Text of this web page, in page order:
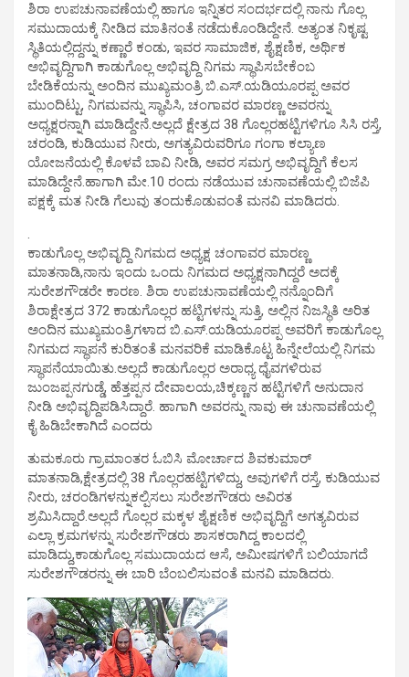
ಶಿರಾ ಉಪಚುನಾವಣೆಯಲ್ಲಿ ಹಾಗೂ ಇನ್ನಿತರ ಸಂದರ್ಭದಲ್ಲಿ ನಾನು ಗೊಲ್ಲ
ಸಮುದಾಯಕ್ಕೆ ನೀಡಿದ ಮಾತಿನಂತೆ ನಡೆದುಕೊಂಡಿದ್ದೇನೆ. ಅತ್ಯಂತ ನಿಕೃಷ್ಟ
ಸ್ಥಿತಿಯಲ್ಲಿದ್ದನ್ನು ಕಣ್ಣಾರೆ ಕಂಡು, ಇವರ ಸಾಮಾಜಿಕ, ಶೈಕ್ಷಣಿಕ, ಅರ್ಥಿಕ
ಅಭಿವೃದ್ದಿಗಾಗಿ ಕಾಡುಗೊಲ್ಲ ಅಭಿವೃದ್ದಿ ನಿಗಮ ಸ್ಥಾಪಿಸಬೇಕೆಂಬ
ಬೇಡಿಕೆಯನ್ನು ಅಂದಿನ ಮುಖ್ಯಮಂತ್ರಿ ಬಿ.ಎಸ್.ಯಡಿಯೂರಪ್ಪ ಅವರ
ಮುಂದಿಟ್ಟು, ನಿಗಮವನ್ನು ಸ್ಥಾಪಿಸಿ, ಚಂಗಾವರ ಮಾರಣ್ಣ ಅವರನ್ನು
ಅಧ್ಯಕ್ಷರನ್ನಾಗಿ ಮಾಡಿದ್ದೇನೆ.ಅಲ್ಲದೆ ಕ್ಷೇತ್ರದ 38 ಗೊಲ್ಲರಹಟ್ಟಿಗಳಿಗೂ ಸಿಸಿ ರಸ್ತೆ,
ಚರಂಡಿ, ಕುಡಿಯುವ ನೀರು, ಅಗತ್ಯವಿರುವರಿಗೂ ಗಂಗಾ ಕಲ್ಯಾಣ
ಯೋಜನೆಯಲ್ಲಿ ಕೊಳವೆ ಬಾವಿ ನೀಡಿ, ಅವರ ಸಮಗ್ರ ಅಭಿವೃದ್ದಿಗೆ ಕೆಲಸ
ಮಾಡಿದ್ದೇನೆ.ಹಾಗಾಗಿ ಮೇ.10 ರಂದು ನಡೆಯುವ ಚುನಾವಣೆಯಲ್ಲಿ ಬಿಜೆಪಿ
ಪಕ್ಷಕ್ಕೆ ಮತ ನೀಡಿ ಗೆಲುವು ತಂದುಕೊಡುವಂತೆ ಮನವಿ ಮಾಡಿದರು.
.
ಕಾಡುಗೊಲ್ಲ ಅಭಿವೃದ್ದಿ ನಿಗಮದ ಅಧ್ಯಕ್ಷ ಚಂಗಾವರ ಮಾರಣ್ಣ
ಮಾತನಾಡಿ,ನಾನು ಇಂದು ಒಂದು ನಿಗಮದ ಅಧ್ಯಕ್ಷನಾಗಿದ್ದರೆ ಅದಕ್ಕೆ
ಸುರೇಶಗೌಡರೇ ಕಾರಣ. ಶಿರಾ ಉಪಚುನಾವಣೆಯಲ್ಲಿ ನನ್ನೊಂದಿಗೆ
ಶಿರಾಕ್ಷೇತ್ರದ 372 ಕಾಡುಗೊಲ್ಲರ ಹಟ್ಟಿಗಳನ್ನು ಸುತ್ತಿ, ಅಲ್ಲಿನ ನಿಜಸ್ಥಿತಿ ಅರಿತ
ಅಂದಿನ ಮುಖ್ಯಮಂತ್ರಿಗಳಾದ ಬಿ.ಎಸ್.ಯಡಿಯೂರಪ್ಪ ಅವರಿಗೆ ಕಾಡುಗೊಲ್ಲ
ನಿಗಮದ ಸ್ಥಾಪನೆ ಕುರಿತಂತೆ ಮನವರಿಕೆ ಮಾಡಿಕೊಟ್ಟ ಹಿನ್ನೇಲೆಯಲ್ಲಿ ನಿಗಮ
ಸ್ಥಾಪನೆಯಾಯಿತು.ಅಲ್ಲದೆ ಕಾಡುಗೊಲ್ಲರ ಅರಾಧ್ಯ ಧೈವಗಳಿರುವ
ಜುಂಜಪ್ಪನಗುಡ್ಡೆ, ಹೆತ್ತಪ್ಪನ ದೇವಾಲಯ,ಚಿಕ್ಕಣ್ಣನ ಹಟ್ಟಿಗಳಿಗೆ ಅನುದಾನ
ನೀಡಿ ಅಭಿವೃದ್ದಿಪಡಿಸಿದ್ದಾರೆ. ಹಾಗಾಗಿ ಅವರನ್ನು ನಾವು ಈ ಚುನಾವಣೆಯಲ್ಲಿ
ಕೈ ಹಿಡಿಬೇಕಾಗಿದೆ ಎಂದರು
ತುಮಕೂರು ಗ್ರಾಮಾಂತರ ಓಬಿಸಿ ಮೋರ್ಚಾದ ಶಿವಕುಮಾರ್
ಮಾತನಾಡಿ,ಕ್ಷೇತ್ರದಲ್ಲಿ 38 ಗೊಲ್ಲರಹಟ್ಟಿಗಳಿದ್ದು, ಅವುಗಳಿಗೆ ರಸ್ತೆ, ಕುಡಿಯುವ
ನೀರು, ಚರಂಡಿಗಳನ್ನುಕಲ್ಪಿಸಲು ಸುರೇಶಗೌಡರು ಅವಿರತ
ಶ್ರಮಿಸಿದ್ದಾರೆ.ಅಲ್ಲದೆ ಗೊಲ್ಲರ ಮಕ್ಕಳ ಶೈಕ್ಷಣಿಕ ಅಭಿವೃದ್ದಿಗೆ ಅಗತ್ಯವಿರುವ
ಎಲ್ಲಾ ಕ್ರಮಗಳನ್ನು ಸುರೇಶಗೌಡರು ಶಾಸಕರಾಗಿದ್ದ ಕಾಲದಲ್ಲಿ
ಮಾಡಿದ್ದು,ಕಾಡುಗೊಲ್ಲ ಸಮುದಾಯದ ಆಸೆ, ಅಮೀಷಗಳಿಗೆ ಬಲಿಯಾಗದೆ
ಸುರೇಶಗೌಡರನ್ನು ಈ ಬಾರಿ ಬೆಂಬಲಿಸುವಂತೆ ಮನವಿ ಮಾಡಿದರು.